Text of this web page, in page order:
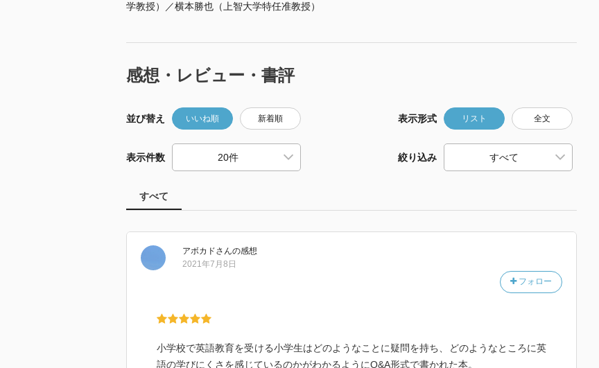
学教授）／横本勝也（上智大学特任准教授）
感想・レビュー・書評
並び替え いいね順 新着順 表示形式 リスト 全文
表示件数 絞り込み
すべて
アボカドさんの感想
フォロー
2021年7月8日
小学校で英語教育を受ける小学生はどのようなことに疑問を持ち、どのようなところに英
語の学びにくさを感じているのかがわかるようにQ&A形式で書かれた本。